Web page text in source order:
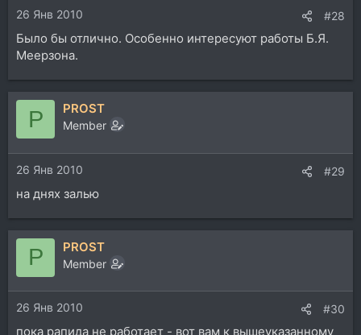
26 Янв 2010 #28
Было бы отлично. Особенно интересуют работы Б.Я.
Меерзона.
P PROST
Member
26 Янв 2010 #29
на днях залью
P PROST
Member
26 Янв 2010 #30
пока рапида не работает - вот вам к вышеуказанному